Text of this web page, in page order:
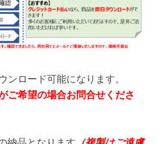
ロード可能になります。
ご希望の場合お問合せくださ